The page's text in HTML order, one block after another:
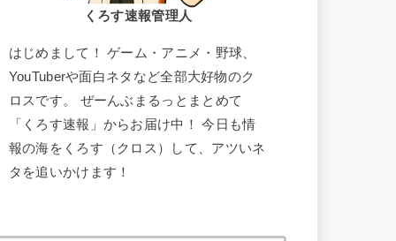
くろす速報管理人
はじめまして！ ゲーム・アニメ・野球、
YouTuberや面白ネタなど全部大好物のク
ロスです。 ぜーんぶまるっとまとめて
「くろす速報」からお届け中！ 今日も情
報の海をくろす（クロス）して、アツいネ
タを追いかけます！